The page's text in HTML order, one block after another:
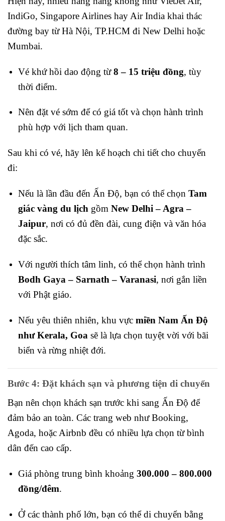
IndiGo, Singapore Airlines hay Air India khai thác
đường bay từ Hà Nội, TP.HCM đi New Delhi hoặc
Mumbai.
Vé khứ hồi dao động từ8 – 15 triệu đồng, tùy
thời điểm.
Nên đặt vé sớm để có giá tốt và chọn hành trình
phù hợp với lịch tham quan.
Sau khi có vé, hãy lên kế hoạch chi tiết cho chuyến
đi:
Nếu là lần đầu đến Ấn Độ, bạn có thể chọn Tam
giác vàng du lịch gồm New Delhi – Agra –
Jaipur, nơi có đủ đền đài, cung điện và văn hóa
đặc sắc.
Với người thích tâm linh, có thể chọn hành trình
Bodh Gaya – Sarnath – Varanasi, nơi gắn liền
với Phật giáo.
Nếu yêu thiên nhiên, khu vực miền Nam Ấn Độ
như Kerala, Goa sẽ là lựa chọn tuyệt vời với bãi
biển và rừng nhiệt đới.
Bước 4: Đặt khách sạn và phương tiện di chuyển
Bạn nên chọn khách sạn trước khi sang Ấn Độ để
đảm bảo an toàn. Các trang web như Booking,
Agoda, hoặc Airbnb đều có nhiều lựa chọn từ bình
dân đến cao cấp.
Giá phòng trung bình khoảng 300.000 – 800.000
đồng/đêm.
Ở các thành phố lớn, bạn có thể di chuyển bằng